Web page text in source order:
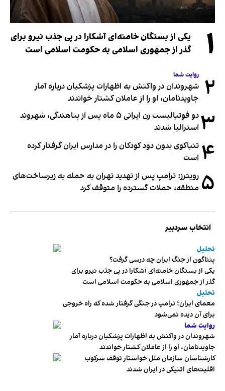
۱
یکی از بستگان خامنه‌ای آشکارا در پی جذب نیرو برای
گذر از جمهوری اسلامی به حکومت اسلامی است
۲ روایت شما
شهروندان در واکنش به اظهارات پزشکیان درباره آمار
جاویدنامان، او را از عاملان کشتار خواندند
۳
دو فوتبالیست زن ایرانی ۵ ماه پس از پناهندگی، شهروند
استرالیا شدند
۴ تنباکوی بدون دود کودکان را در مدارس ایران گرفتار کرده
است
۵ رویترز: ترامپ پس از تهدید تهران به حمله به زیرساخت‌های
منطقه، حملات گسترده را متوقف کرد
انتخاب سردبیر
تحلیل
پنتاگون از جنگ ایران چه درسی گرفت؟
یکی از بستگان خامنه‌ای آشکارا در پی جذب نیرو برای
گذر از جمهوری اسلامی به حکومت اسلامی است
تحلیل
معمای ایران؛ ترامپ در جنگی گرفتار شده که راه خروجی
برای آن دیده نمی‌شود
روایت شما
شهروندان در واکنش به اظهارات پزشکیان درباره آمار
جاویدنامان، او را از عاملان کشتار خواندند
کارشناسان سازمان ملل خواستار توقف سرکوب
اقلیت‌های اتنیکی در ایران شدند